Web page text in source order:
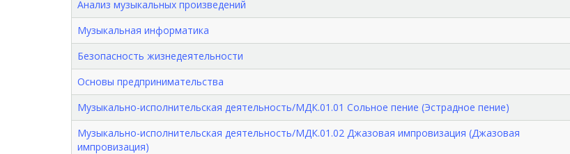
Анализ музыкальных произведений
Музыкальная информатика
Безопасность жизнедеятельности
Основы предпринимательства
Музыкально-исполнительская деятельность/МДК.01.01 Сольное пение (Эстрадное пение)
Музыкально-исполнительская деятельность/МДК.01.02 Джазовая импровизация (Джазовая
импровизация)